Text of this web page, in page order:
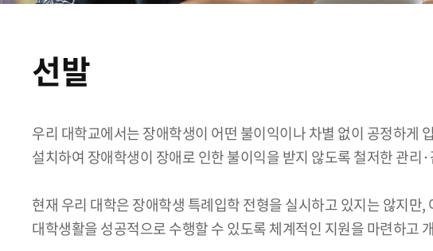
선발
우리 대학교에서는 장애학생이 어떤 불이익이나 차별 없이 공정하게
설치하여 장애학생이 장애로 인한 불이익을 받지 않도록 철저한 관리
현재 우리 대학은 장애학생 특례입학 전형을 실시하고 있지는 않지
대학생활을 성공적으로 수행할 수 있도록 체계적인 지원을 마련하고